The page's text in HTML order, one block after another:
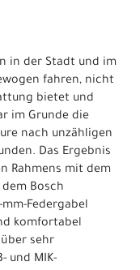
in der Stadt und im
fahren, nicht
bietet und
im Grunde die
nach unzähligen
Das Ergebnis
Rahmens mit dem
Bosch
Federgabel
komfortabel
sehr
und MIK-